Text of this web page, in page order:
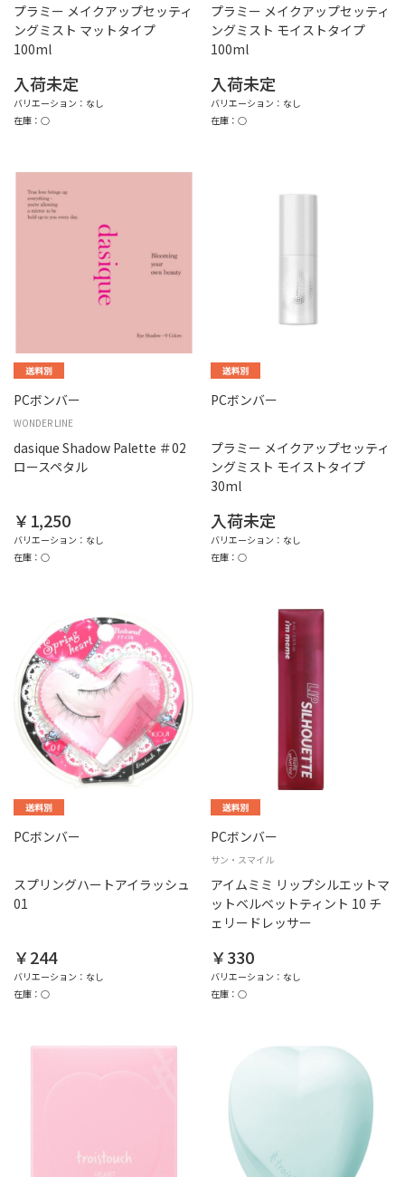
プラミー メイクアップセッティ
ングミスト マットタイプ
100ml
入荷未定
バリエーション：なし
在庫：○
プラミー メイクアップセッティ
ングミスト モイストタイプ
100ml
入荷未定
バリエーション：なし
在庫：○
PCボンバー
WONDER LINE
dasique Shadow Palette ＃02
ロースペタル
￥1,250
バリエーション：なし
在庫：○
PCボンバー
プラミー メイクアップセッティ
ングミスト モイストタイプ
30ml
入荷未定
バリエーション：なし
在庫：○
PCボンバー
スプリングハートアイラッシュ
01
￥244
バリエーション：なし
在庫：○
PCボンバー
サン・スマイル
アイムミミ リップシルエットマ
ットベルベットティント 10 チ
ェリードレッサー
￥330
バリエーション：なし
在庫：○